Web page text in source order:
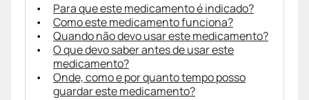
Para que este medicamento é indicado?
Como este medicamento funciona?
Quando não devo usar este medicamento?
O que devo saber antes de usar este
medicamento?
Onde, como e por quanto tempo posso
guardar este medicamento?